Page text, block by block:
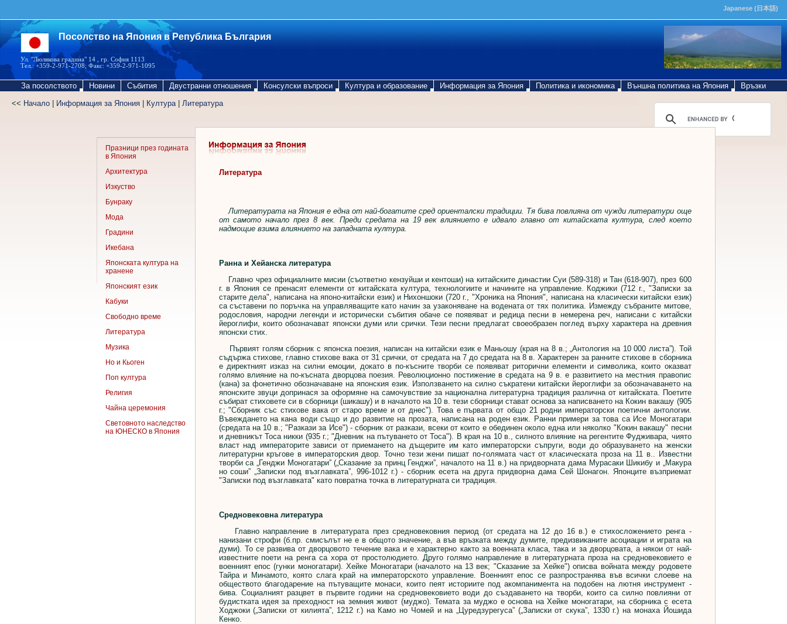
Japanese (日本語)
Посолство на Япония в Република България
Ул. "Люлякова градина" 14 , гр. София 1113
Тел.: +359-2-971-2708; Факс: +359-2-971-1095
За посолството Новини Събития Двустранни отношения Консулски въпроси Култура и образование Информация за Япония Политика и икономика Външна политика на Япония Връзки
<< Начало Информация за Япония Култура| Литература
Празници през годината
в Япония
Архитектура
Изкуство
Бунраку
Мода
Градини
Икебана
Японската култура на
хранене
Японският език
Кабуки
Свободно време
Литература
Музика
Но и Кьоген
Поп култура
Религия
Чайна церемония
Световното наследство
на ЮНЕСКО в Япония
Литература
Литературата на Япония е една от най-богатите сред ориенталски традиции. Тя бива повлияна от чужди литератури още
от самото начало през 8 век. Преди средата на 19 век влиянието е идвало главно от китайската култура, след което
надмощие взима влиянието на западната култура.
Ранна и Хейанска литература
Главно чрез официалните мисии (съответно кензуйши и кентоши) на китайските династии Суи (589-318) и Тан (618-907), през 600
г. в Япония се пренасят елементи от китайската култура, технологиите и начините на управление. Коджики (712 г., "Записки за
старите дела", написана на японо-китайски език) и Нихоншоки (720 г., "Хроника на Япония", написана на класически китайски език)
са съставени по поръчка на управляващите като начин за узаконяване на водената от тях политика. Измежду събраните митове,
родословия, народни легенди и исторически събития обаче се появяват и редица песни в немерена реч, написани с китайски
йероглифи, които обозначават японски думи или срички. Тези песни предлагат своеобразен поглед върху характера на древния
японски стих.
Първият голям сборник с японска поезия, написан на китайски език е Маньошу (края на 8 в.; „Антология на 10 000 листа”). Той
съдържа стихове, главно стихове вака от 31 срички, от средата на 7 до средата на 8 в. Характерен за ранните стихове в сборника
е директният изказ на силни емоции, докато в по-късните творби се появяват риторични елементи и символика, които оказват
голямо влияние на по-късната дворцова поезия. Революционно постижение в средата на 9 в. е развитието на местния правопис
(кана) за фонетично обозначаване на японския език. Използването на силно съкратени китайски йероглифи за обозначаването на
японските звуци допринася за оформяне на самочувствие за национална литературна традиция различна от китайската. Поетите
събират стиховете си в сборници (шикашу) и в началото на 10 в. тези сборници стават основа за написването на Кокин вакашу (905
г.; "Сборник със стихове вака от старо време и от днес"). Това е първата от общо 21 родни императорски поетични антологии.
Въвеждането на кана води също и до развитие на прозата, написана на роден език. Ранни примери за това са Исе Моногатари
(средата на 10 в.; "Разкази за Исе") - сборник от разкази, всеки от които е обединен около една или няколко "Кокин вакашу" песни
и дневникът Тоса никки (935 г.; "Дневник на пътуването от Тоса"). В края на 10 в., силното влияние на регентите Фудживара, чиято
власт над императорите зависи от приемането на дъщерите им като императорски съпруги, води до образуването на женски
литературни кръгове в императорския двор. Точно тези жени пишат по-голямата част от класическата проза на 11 в.. Известни
творби са „Генджи Моногатари” („Сказание за принц Генджи”, началото на 11 в.) на придворната дама Мурасаки Шикибу и „Макура
но соши” „Записки под възглавката”, 996-1012 г.) - сборник есета на друга придворна дама Сей Шонагон. Японците възприемат
"Записки под възглавката" като повратна точка в литературната си традиция.
Средновековна литература
Главно направление в литературата през средновековния период (от средата на 12 до 16 в.) е стихосложението ренга -
нанизани строфи (б.пр. смисълът не е в общото значение, а във връзката между думите, предизвиканите асоциации и играта на
думи). То се развива от дворцовото течение вака и е характерно както за военната класа, така и за дворцовата, а някои от най-
известните поети на ренга са хора от простолюдието. Друго голямо направление в литературната проза на средновековието е
военният епос (гунки моногатари). Хейке Моногатари (началото на 13 век; "Сказание за Хейке") описва войната между родовете
Тайра и Минамото, която слага край на императорското управление. Военният епос се разпространява във всички слоеве на
обществото благодарение на пътуващите монаси, които пеят историите под акомпанимента на подобен на лютня инструмент -
бива. Социалният разцвет в първите години на средновековието води до създаването на творби, които са силно повлияни от
будистката идея за преходност на земния живот (муджо). Темата за муджо е основа на Хейке моногатари, на сборника с есета
Ходжоки („Записки от килията”, 1212 г.) на Камо но Чомей и на „Цуредзурегуса” („Записки от скука”, 1330 г.) на монаха Йошида
Кенко.